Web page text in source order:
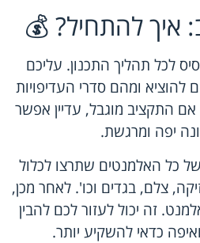
איך להתחיל? 💰
לכל תהליך התכנון. עליכם
ומהם סדרי העדיפויות
התקציב מוגבל, עדיין אפשר
יפה ומרגשת.
כל האלמנטים שתרצו לכלול
צלם, בגדים וכו'. לאחר מכן,
זה יכול לעזור לכם להבין
כדאי להשקיע יותר.